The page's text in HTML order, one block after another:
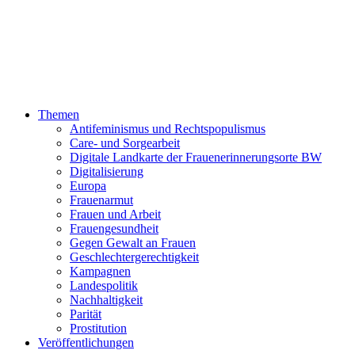
Themen
Antifeminismus und Rechtspopulismus
Care- und Sorgearbeit
Digitale Landkarte der Frauenerinnerungsorte BW
Digitalisierung
Europa
Frauenarmut
Frauen und Arbeit
Frauengesundheit
Gegen Gewalt an Frauen
Geschlechtergerechtigkeit
Kampagnen
Landespolitik
Nachhaltigkeit
Parität
Prostitution
Veröffentlichungen